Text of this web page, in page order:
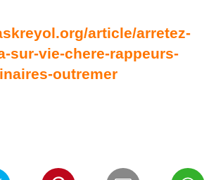
article/arretez-
sur-vie-chere-rappeurs-
outremer